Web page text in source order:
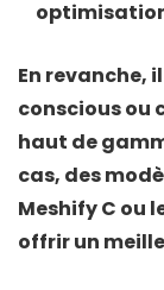
En revanche,
consciousou
haut de
cas, des
Meshify C ou
offrir un